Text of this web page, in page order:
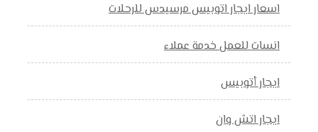
اسعار ايجار اتوبيس مرسيدس للرحلات
انسات للعمل خدمة عملاء
ايجار أتوبيس
ايجار اتش وان